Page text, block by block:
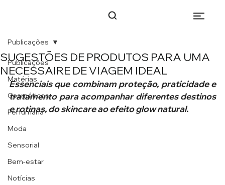
Publicações
Matérias
Cosméticos
Perfumaria
Moda
Sensorial
Bem-estar
Notícias
Publicações
SUGESTÕES DE PRODUTOS PARA UMA
NECESSAIRE DE VIAGEM IDEAL
Essenciais que combinam proteção, praticidade e
tratamento para acompanhar diferentes destinos
e rotinas, do skincare ao efeito glow natural.